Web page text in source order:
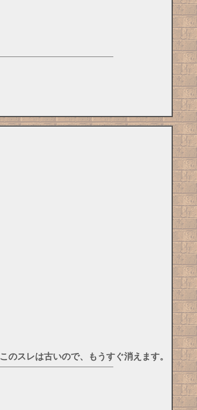
このスレは古いので、もうすぐ消えます。